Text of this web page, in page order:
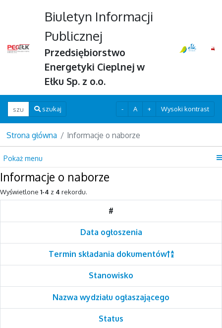
Biuletyn Informacji
Publicznej
Przedsiębiorstwo
Energetyki Cieplnej w
Ełku Sp. z o.o.
Wpisz szukaną frazę
szukaj - A + Wysoki kontrast
Strona główna Informacje o naborze
Pokaż menu
Informacje o naborze
Wyświetlone 1-4 z 4 rekordu.
#
Data ogłoszenia
Termin składania dokumentów
Stanowisko
Nazwa wydziału ogłaszającego
Status